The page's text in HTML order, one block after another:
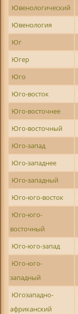
Ювенологический
Ювенология
Юг
Югер
Юго
Юго-восток
Юго-восточнее
Юго-восточный
Юго-запад
Юго-западнее
Юго-западный
Юго-юго-восток
Юго-юго-
восточный
Юго-юго-запад
Юго-юго-
западный
Югозападно-
африканский